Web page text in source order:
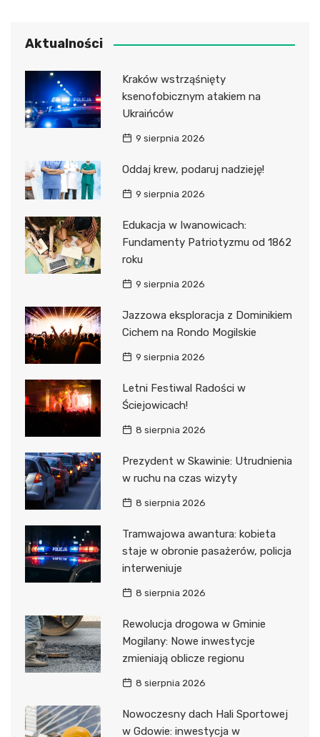
Aktualności
Kraków wstrząśnięty
ksenofobicznym atakiem na
Ukraińców
9 sierpnia 2026
Oddaj krew, podaruj nadzieję!
9 sierpnia 2026
Edukacja w Iwanowicach:
Fundamenty Patriotyzmu od 1862
roku
9 sierpnia 2026
Jazzowa eksploracja z Dominikiem
Cichem na Rondo Mogilskie
9 sierpnia 2026
Letni Festiwal Radości w
Ściejowicach!
8 sierpnia 2026
Prezydent w Skawinie: Utrudnienia
w ruchu na czas wizyty
8 sierpnia 2026
Tramwajowa awantura: kobieta
staje w obronie pasażerów, policja
interweniuje
8 sierpnia 2026
Rewolucja drogowa w Gminie
Mogilany: Nowe inwestycje
zmieniają oblicze regionu
8 sierpnia 2026
Nowoczesny dach Hali Sportowej
w Gdowie: inwestycja w